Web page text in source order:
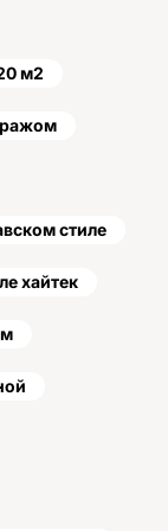
м2
стиле
хайтек